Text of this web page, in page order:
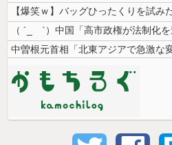
【爆笑ｗ】バッグひったくりを試み
中曽根元首相「北東アジアで急激な